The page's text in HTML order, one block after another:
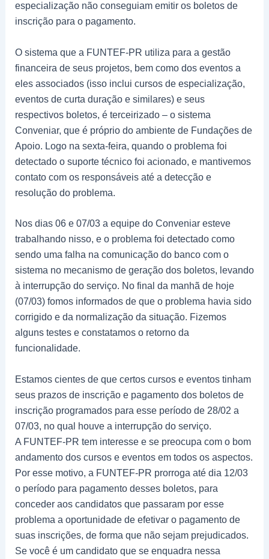
especialização não conseguiam emitir os boletos de
inscrição para o pagamento.
O sistema que a FUNTEF-PR utiliza para a gestão
financeira de seus projetos, bem como dos eventos a
eles associados (isso inclui cursos de especialização,
eventos de curta duração e similares) e seus
respectivos boletos, é terceirizado – o sistema
Conveniar, que é próprio do ambiente de Fundações de
Apoio. Logo na sexta-feira, quando o problema foi
detectado o suporte técnico foi acionado, e mantivemos
contato com os responsáveis até a detecção e
resolução do problema.
Nos dias 06 e 07/03 a equipe do Conveniar esteve
trabalhando nisso, e o problema foi detectado como
sendo uma falha na comunicação do banco com o
sistema no mecanismo de geração dos boletos, levando
à interrupção do serviço. No final da manhã de hoje
(07/03) fomos informados de que o problema havia sido
corrigido e da normalização da situação. Fizemos
alguns testes e constatamos o retorno da
funcionalidade.
Estamos cientes de que certos cursos e eventos tinham
seus prazos de inscrição e pagamento dos boletos de
inscrição programados para esse período de 28/02 a
07/03, no qual houve a interrupção do serviço.
A FUNTEF-PR tem interesse e se preocupa com o bom
andamento dos cursos e eventos em todos os aspectos.
Por esse motivo, a FUNTEF-PR prorroga até dia 12/03
o período para pagamento desses boletos, para
conceder aos candidatos que passaram por esse
problema a oportunidade de efetivar o pagamento de
suas inscrições, de forma que não sejam prejudicados.
Se você é um candidato que se enquadra nessa